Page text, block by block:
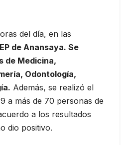
del día, en las
de Anansaya. Se
de Medicina,
Odontología,
Además, se realizó el
a más de 70 personas de
a los resultados
dio positivo.